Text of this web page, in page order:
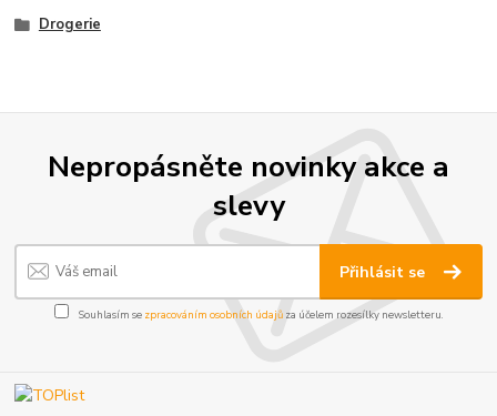
Drogerie
Nepropásněte novinky akce a
slevy
Přihlásit se
Souhlasím se zpracováním osobních údajůza účelem rozesílky newsletteru.